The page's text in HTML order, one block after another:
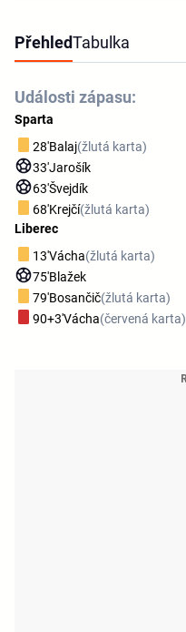
PřehledTabulka
Události zápasu:
Sparta
28'Balaj(žlutá karta)
33'Jarošík
63'Švejdík
68'Krejčí(žlutá karta)
Liberec
13'Vácha(žlutá karta)
75'Blažek
79'Bosančič(žlutá karta)
90+3'Vácha(červená karta)